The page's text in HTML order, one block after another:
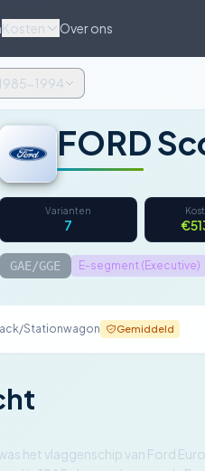
Kosten Over ons
1994
FORD
Varianten
7
GAE/GGE E-segment (Executive)
Stationwagon Gemiddeld
het vlaggenschip van Ford